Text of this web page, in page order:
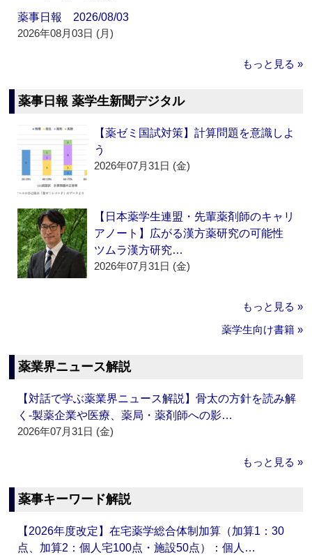
薬事日報 2026/08/03
2026年08月03日 (月)
もっと見る »
薬事日報 薬学生新聞デジタル
【薬ゼミ国試対策】計算問題を意識しよ
う
2026年07月31日 (金)
【日本薬学生連盟・先輩薬剤師のキャリ
アノート】広がる漢方薬研究の可能性
ツムラ漢方研究…
2026年07月31日 (金)
もっと見る »
薬学生向け書籍 »
薬業界ニュース解説
【対話で学ぶ薬業界ニュース解説】骨太の方針を読み解
く‐製薬企業や医療、薬局・薬剤師への影…
2026年07月31日 (金)
もっと見る »
薬事キーワード解説
【2026年度改定】在宅薬学総合体制加算（加算1：30
点、加算2：個人宅100点・施設50点）：個人…